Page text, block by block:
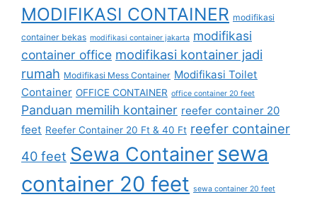
MODIFIKASI CONTAINER modifikasi
container bekas modifikasi container jakarta modifikasi
container office modifikasi kontainer jadi
rumah Modifikasi Mess Container Modifikasi Toilet
Container OFFICE CONTAINER office container 20 feet
Panduan memilih kontainer reefer container 20
feet Reefer Container 20 Ft & 40 Ft reefer container
40 feet Sewa Containersewa
container 20 feet sewa container 20 feet